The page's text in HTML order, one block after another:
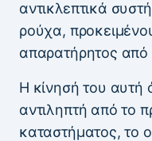
αντικλεπτικά
ρούχα,
απαρατήρητος από
Η κίνησή του αυτή
αντιληπτή από το
καταστήματος, το